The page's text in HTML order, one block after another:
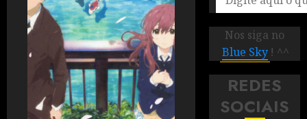
Nos siga no
Blue Sky ! ^^
REDES
SOCIAIS